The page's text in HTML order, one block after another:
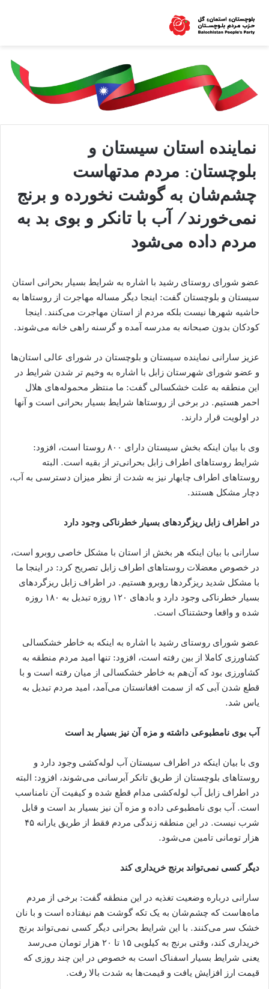
نماینده استان سیستان و
بلوچستان: مردم مدتهاست
چشم‌شان به گوشت نخورده و برنج
نمی‌خورند/ آب با تانکر و بوی بد به
مردم داده می‌شود
عضو شورای روستای رشید با اشاره به شرایط بسیار بحرانی استان
سیستان و بلوچستان گفت: اینجا دیگر مساله مهاجرت از روستاها به
حاشیه شهرها نیست بلکه مردم از استان مهاجرت می‌کنند. اینجا
کودکان بدون صبحانه به مدرسه آمده و گرسنه راهی خانه می‌شوند.
عزیز سارانی نماینده سیستان و بلوچستان در شورای عالی استان‌ها
و عضو شورای شهرستان زابل با اشاره به وخیم‌ تر شدن شرایط در
این منطقه به علت خشکسالی گفت: ما منتظر محموله‌های هلال
احمر هستیم. در برخی از روستاها شرایط بسیار بحرانی است و آنها
در اولویت قرار دارند.
وی با بیان اینکه بخش سیستان دارای ۸۰۰ روستا است، افزود:
شرایط روستاهای اطراف زابل بحرانی‌تر از بقیه است. البته
روستاهای اطراف چابهار نیز به شدت از نظر میزان دسترسی به آب،
دچار مشکل هستند.
در اطراف زابل ریزگردهای بسیار خطرناکی وجود دارد
سارانی با بیان اینکه هر بخش از استان با مشکل خاصی روبرو است،
در خصوص معضلات روستاهای اطراف زابل تصریح کرد: در اینجا ما
با مشکل شدید ریزگردها روبرو هستیم. در اطراف زابل ریزگردهای
بسیار خطرناکی وجود دارد و بادهای ۱۲۰ روزه تبدیل به ۱۸۰ روزه
شده و واقعا وحشتناک است.
عضو شورای روستای رشید با اشاره به اینکه به خاطر خشکسالی
کشاورزی کاملا از بین رفته است، افزود: تنها امید مردم منطقه به
کشاورزی بود که آن‌هم به خاطر خشکسالی از میان رفته است و با
قطع شدن آبی که از سمت افغانستان می‌آمد، امید مردم تبدیل به
یاس شد.
آب بوی نامطبوعی داشته و مزه آن نیز بسیار بد است
وی با بیان اینکه در اطراف سیستان آب لوله‌کشی وجود دارد و
روستاهای بلوچستان از طریق تانکر آبرسانی می‌شوند، افزود: البته
در اطراف زابل آب لوله‌کشی مدام قطع شده و کیفیت آن نامناسب
است. آب بوی نامطبوعی داده و مزه آن نیز بسیار بد است و قابل
شرب نیست. در این منطقه زندگی مردم فقط از طریق یارانه ۴۵
هزار تومانی تامین می‌شود.
دیگر کسی نمی‌تواند برنج خریداری کند
سارانی درباره وضعیت تغذیه‌ در این منطقه گفت: برخی از مردم
ماه‌هاست که چشم‌شان به یک تکه گوشت هم نیفتاده است و با نان
خشک سر می‌کنند. با این شرایط بحرانی دیگر کسی نمی‌تواند برنج
خریداری کند، وقتی برنج به کیلویی ۱۵ تا ۲۰ هزار تومان می‌رسد
یعنی شرایط بسیار اسفناک است به خصوص در این چند روزی که
قیمت ارز افزایش یافت و قیمت‌ها به شدت بالا رفت.